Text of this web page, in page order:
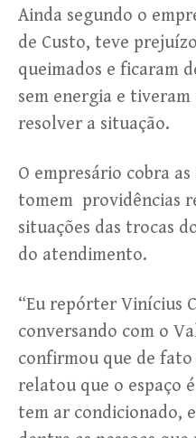
Ainda segundo o
de Custo, teve
queimados e ficaram
sem energia e
resolver a situação.
O empresário cobra
tomem providências
situações das trocas
do atendimento.
“Eu repórter Vinícius
conversando com o
confirmou que de fato
relatou que o espaço
tem ar condicionado,